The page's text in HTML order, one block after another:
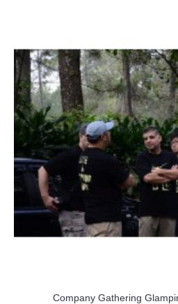
Company Gathering